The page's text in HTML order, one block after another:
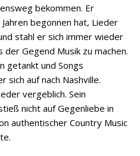
bekommen. Er
begonnen hat, Lieder
stahl er sich immer wieder
Gegend Musik zu machen.
getankt und Songs
sich auf nach Nashville.
vergeblich. Sein
nicht auf Gegenliebe in
authentischer Country Music